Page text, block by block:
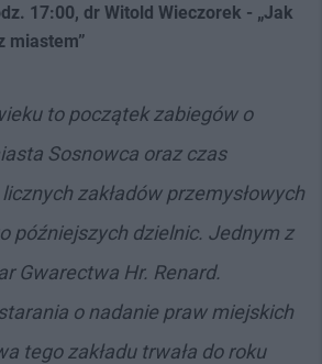
17:00, dr Witold Wieczorek - „Jak
miastem”
to początek zabiegów o
Sosnowca oraz czas
zakładów przemysłowych
późniejszych dzielnic. Jednym z
Gwarectwa Hr. Renard.
o nadanie praw miejskich
tego zakładu trwała do roku